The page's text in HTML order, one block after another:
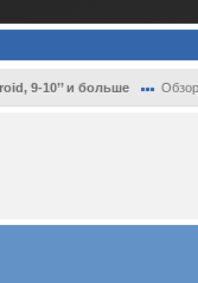
9-10’’ и больше